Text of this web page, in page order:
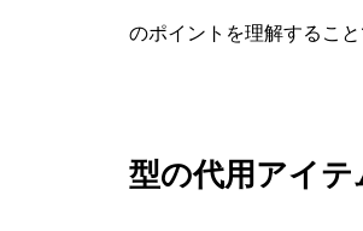
のポイントを理解するこ
型の代用アイテ